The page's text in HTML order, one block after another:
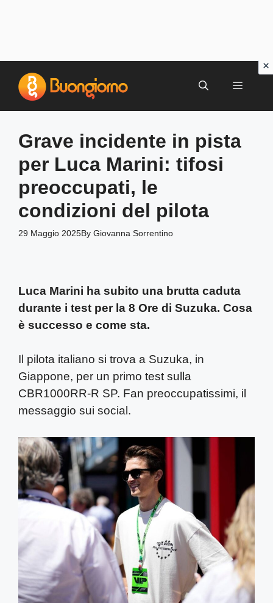
contenuto
MENU
Grave incidente in pista
per Luca Marini: tifosi
preoccupati, le
condizioni del pilota
29 Maggio 2025By Giovanna Sorrentino
Luca Marini ha subito una brutta caduta
durante i test per la 8 Ore di Suzuka. Cosa
è successo e come sta.
Il pilota italiano si trova a Suzuka, in
Giappone, per un primo test sulla
CBR1000RR-R SP. Fan preoccupatissimi, il
messaggio sui social.